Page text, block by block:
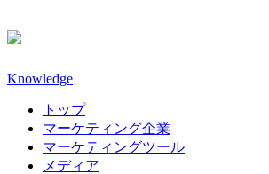
Knowledge
トップ
マーケティング企業
マーケティングツール
メディア